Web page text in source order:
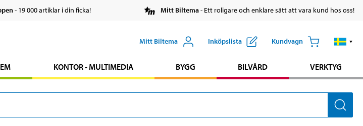
- 19 000 artiklar i din ficka! Mitt Biltema- Ett roligare och enklare sätt att vara kund hos oss!
Mitt Biltema Inköpslista Kundvagn
KONTOR - MULTIMEDIA BYGG BILVÅRD VERKTYG